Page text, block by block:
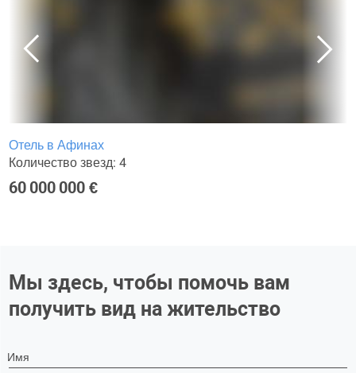
Отель в Афинах
Количество звезд: 4
60 000 000 €
Мы здесь, чтобы помочь вам
получить вид на жительство
Имя